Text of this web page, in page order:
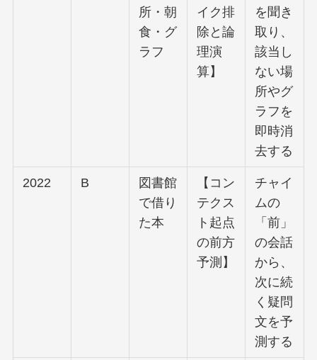
所・朝
食・グ
ラフ
イク排
除と論
理演
算】
を聞き
取り、
該当し
ない場
所やグ
ラフを
即時消
去する
2022 B
図書館
で借り
た本
【コン
テクス
ト起点
の前方
予測】
チャイ
ムの
「前」
の会話
から、
次に続
く疑問
文を予
測する